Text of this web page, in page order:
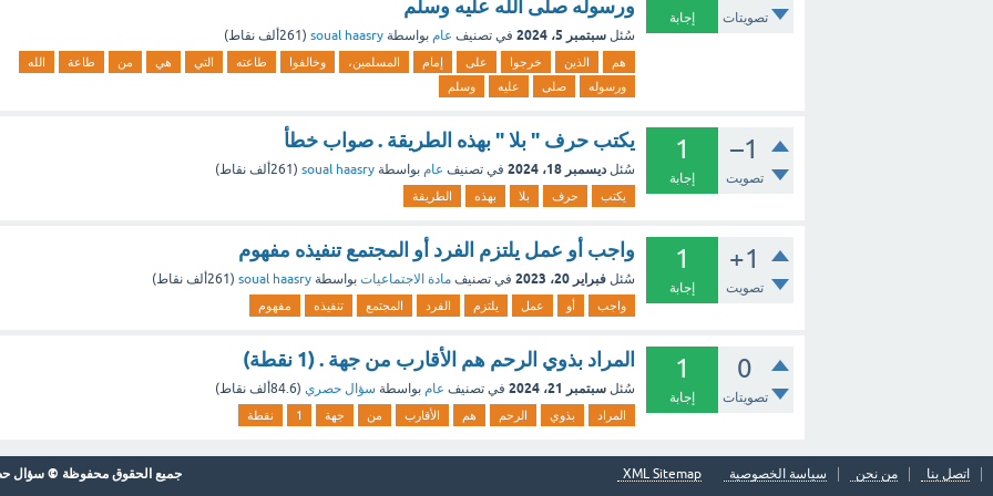
تصويتات إجابة ورسوله صلى الله عليه وسلم
سُئل سبتمبر 5، 2024 في تصنيف عام بواسطة soual haasry
( 261ألف نقاط)
هم الذين خرجوا على إمام المسلمين، وخالفوا طاعته التي هي من طاعة
الله
ورسوله
صلى عليه وسلم
–1
تصويت
1
إجابة
يكتب حرف " بلا " بهذه الطريقة . صواب خطأ
سُئل ديسمبر 18، 2024 في تصنيف عام بواسطة soual haasry
( 261ألف نقاط)
يكتب حرف بلا بهذه الطريقة
+1
تصويت
1
إجابة
واجب أو عمل يلتزم الفرد أو المجتمع تنفيذه مفهوم
سُئل فبراير 20، 2023 في تصنيف مادة الاجتماعيات بواسطة soual haasry
( 261ألف نقاط)
واجب أو عمل يلتزم الفرد المجتمع تنفيذه مفهوم
0
تصويتات
1
إجابة
المراد بذوي الرحم هم الأقارب من جهة . (1 نقطة)
سُئل سبتمبر 21، 2024 في تصنيف عام بواسطة سؤال حصري (84.6ألف نقاط)
المراد بذوي الرحم هم الأقارب من جهة 1 نقطة
اتصل بنا من نحن سياسة الخصوصية XML Sitemap جميع الحقوق محفوظة © سؤال